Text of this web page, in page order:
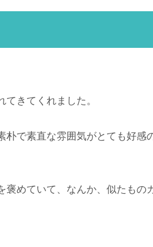
きてくれました。
で素直な雰囲気がとても好感
めていて、なんか、似たもの